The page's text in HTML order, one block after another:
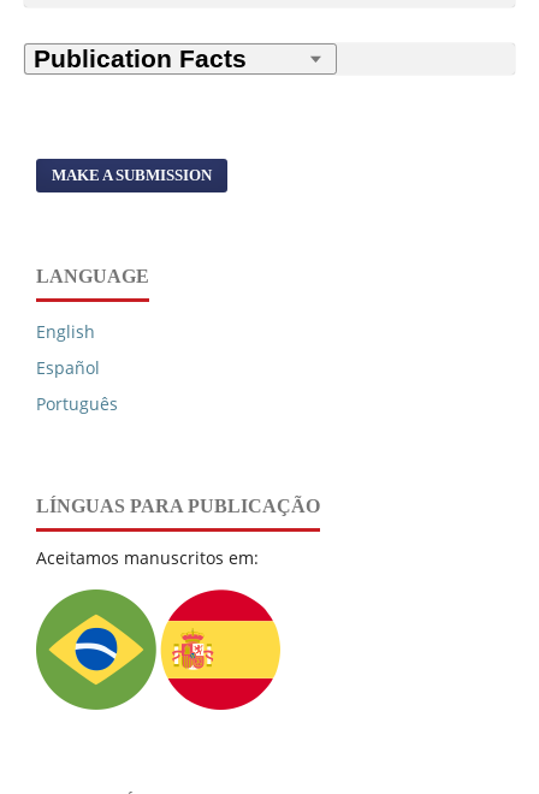
MAKE A SUBMISSION
LANGUAGE
English
Español
Português
LÍNGUAS PARA PUBLICAÇÃO
Aceitamos manuscritos em: